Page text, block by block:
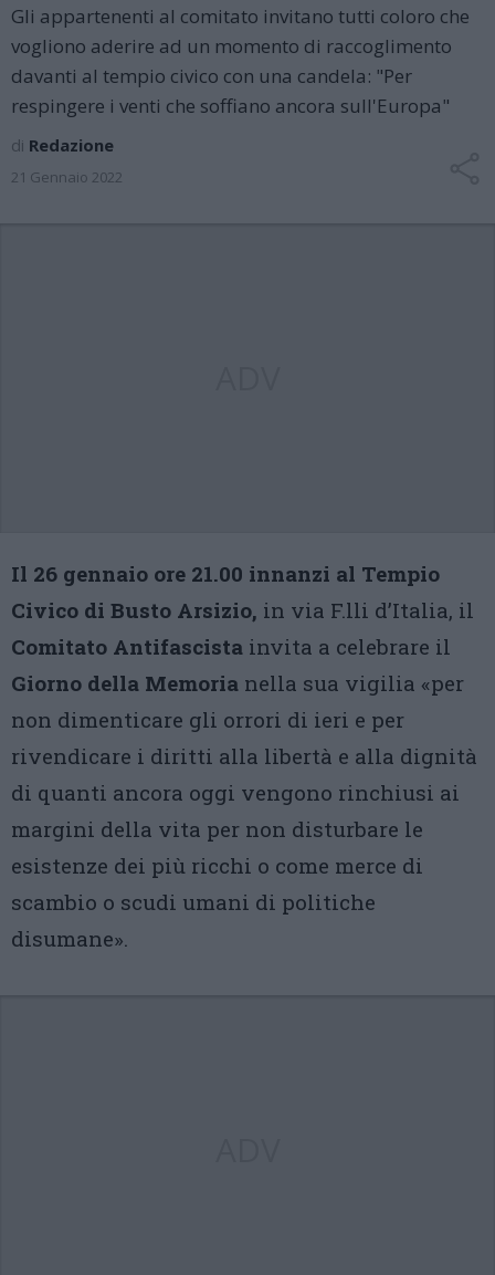
Gli appartenenti al comitato invitano tutti coloro che
vogliono aderire ad un momento di raccoglimento
davanti al tempio civico con una candela: "Per
respingere i venti che soffiano ancora sull'Europa"
di Redazione
21 Gennaio 2022
Il 26 gennaio ore 21.00 innanzi al Tempio
Civico di Busto Arsizio, in via F.lli d’Italia, il
Comitato Antifascista invita a celebrare il
Giorno della Memoria nella sua vigilia «per
non dimenticare gli orrori di ieri e per
rivendicare i diritti alla libertà e alla dignità
di quanti ancora oggi vengono rinchiusi ai
margini della vita per non disturbare le
esistenze dei più ricchi o come merce di
scambio o scudi umani di politiche
disumane».